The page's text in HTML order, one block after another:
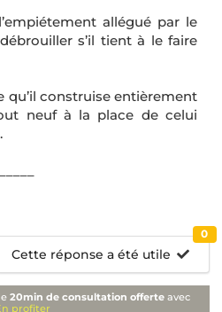
allégué par le
s’il tient à le faire
qu’il construise entièrement
neuf à la place de celui
Cette réponse a été utile
0
20min de consultation offerte avec
profiter